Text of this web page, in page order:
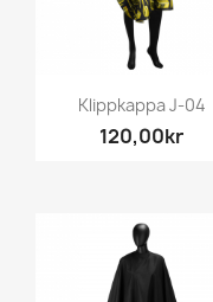
Klippkappa J-04
120,00kr